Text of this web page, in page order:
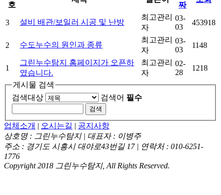
호
짜
3 설비 배관/보일러 시공 및 난방
최고관리
자
03-
03
453918
2 수도누수의 원인과 종류
최고관리
자
03-
03
1148
1
그린누수탐지 홈페이지가 오픈하
였습니다.
최고관리
자
02-
28
1218
게시물 검색
검색대상
검색어 필수
업체소개 | 오시는길 | 공지사항
상호명 : 그린누수탐지 | 대표자 : 이병주
주소 : 경기도 시흥시 대야로43번길 17 | 연락처 : 010-6251-
1776
Copyright 2018 그린누수탐지, All Rights Reserved.